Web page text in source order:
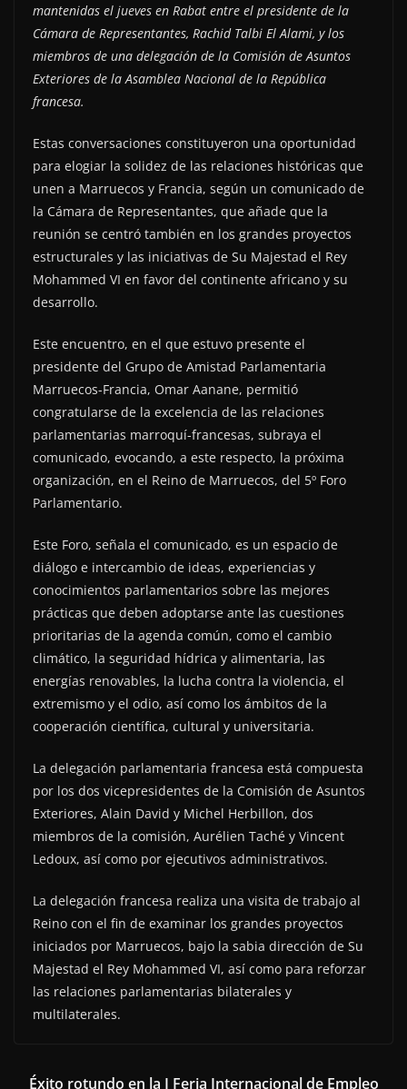
mantenidas el jueves en Rabat entre el presidente de la
Cámara de Representantes, Rachid Talbi El Alami, y los
miembros de una delegación de la Comisión de Asuntos
Exteriores de la Asamblea Nacional de la República
francesa.
Estas conversaciones constituyeron una oportunidad
para elogiar la solidez de las relaciones históricas que
unen a Marruecos y Francia, según un comunicado de
la Cámara de Representantes, que añade que la
reunión se centró también en los grandes proyectos
estructurales y las iniciativas de Su Majestad el Rey
Mohammed VI en favor del continente africano y su
desarrollo.
Este encuentro, en el que estuvo presente el
presidente del Grupo de Amistad Parlamentaria
Marruecos-Francia, Omar Aanane, permitió
congratularse de la excelencia de las relaciones
parlamentarias marroquí-francesas, subraya el
comunicado, evocando, a este respecto, la próxima
organización, en el Reino de Marruecos, del 5º Foro
Parlamentario.
Este Foro, señala el comunicado, es un espacio de
diálogo e intercambio de ideas, experiencias y
conocimientos parlamentarios sobre las mejores
prácticas que deben adoptarse ante las cuestiones
prioritarias de la agenda común, como el cambio
climático, la seguridad hídrica y alimentaria, las
energías renovables, la lucha contra la violencia, el
extremismo y el odio, así como los ámbitos de la
cooperación científica, cultural y universitaria.
La delegación parlamentaria francesa está compuesta
por los dos vicepresidentes de la Comisión de Asuntos
Exteriores, Alain David y Michel Herbillon, dos
miembros de la comisión, Aurélien Taché y Vincent
Ledoux, así como por ejecutivos administrativos.
La delegación francesa realiza una visita de trabajo al
Reino con el fin de examinar los grandes proyectos
iniciados por Marruecos, bajo la sabia dirección de Su
Majestad el Rey Mohammed VI, así como para reforzar
las relaciones parlamentarias bilaterales y
multilaterales.
Éxito rotundo en la I Feria Internacional de Empleo